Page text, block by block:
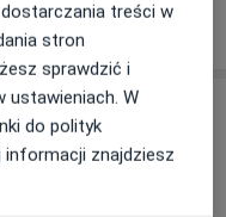
Adres 4 Adres 5
treści w
stron
sprawdzić i
ustawieniach. W
do polityk
znajdziesz